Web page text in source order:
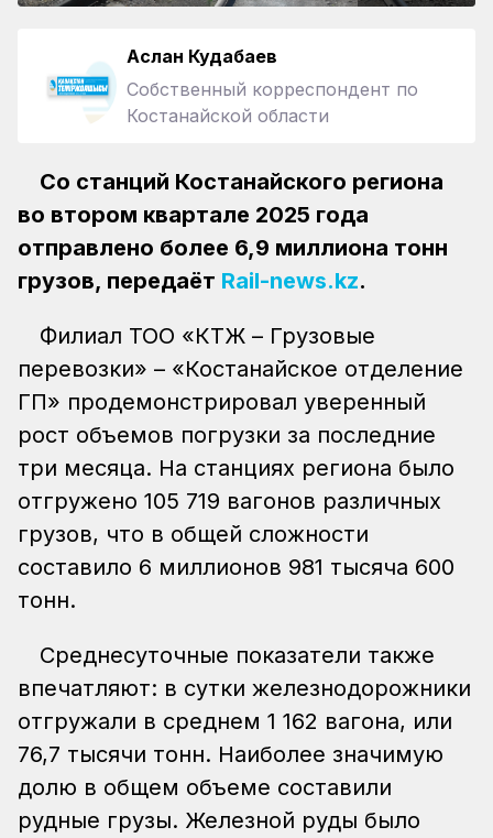
Аслан Кудабаев
Собственный корреспондент по
Костанайской области
Со станций Костанайского региона
во втором квартале 2025 года
отправлено более 6,9 миллиона тонн
грузов, передаёт Rail-news.kz.
Филиал ТОО «КТЖ – Грузовые
перевозки» – «Костанайское отделение
ГП» продемонстрировал уверенный
рост объемов погрузки за последние
три месяца. На станциях региона было
отгружено 105 719 вагонов различных
грузов, что в общей сложности
составило 6 миллионов 981 тысяча 600
тонн.
Среднесуточные показатели также
впечатляют: в сутки железнодорожники
отгружали в среднем 1 162 вагона, или
76,7 тысячи тонн. Наиболее значимую
долю в общем объеме составили
рудные грузы. Железной руды было